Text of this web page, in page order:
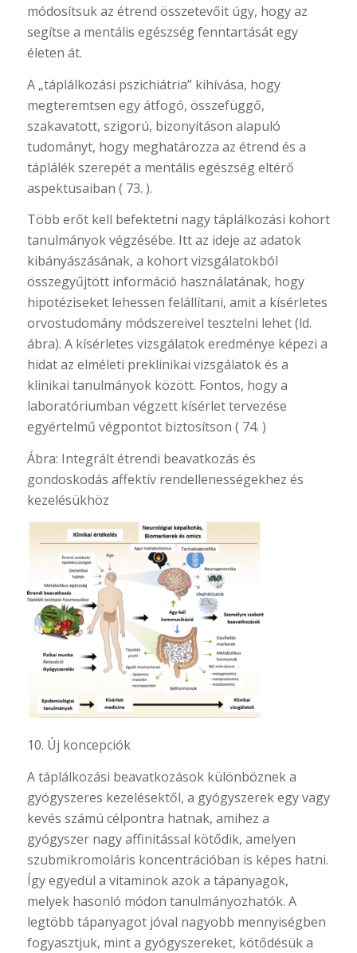
módosítsuk az étrend összetevőit úgy, hogy az
segítse a mentális egészség fenntartását egy
életen át.
A „táplálkozási pszichiátria” kihívása, hogy
megteremtsen egy átfogó, összefüggő,
szakavatott, szigorú, bizonyításon alapuló
tudományt, hogy meghatározza az étrend és a
táplálék szerepét a mentális egészség eltérő
aspektusaiban ( 73. ).
Több erőt kell befektetni nagy táplálkozási kohort
tanulmányok végzésébe. Itt az ideje az adatok
kibányászásának, a kohort vizsgálatokból
összegyűjtött információ használatának, hogy
hipotéziseket lehessen felállítani, amit a kísérletes
orvostudomány módszereivel tesztelni lehet (ld.
ábra). A kísérletes vizsgálatok eredménye képezi a
hidat az elméleti preklinikai vizsgálatok és a
klinikai tanulmányok között. Fontos, hogy a
laboratóriumban végzett kísérlet tervezése
egyértelmű végpontot biztosítson ( 74. )
Ábra: Integrált étrendi beavatkozás és
gondoskodás affektív rendellenességekhez és
kezelésükhöz
10. Új koncepciók
A táplálkozási beavatkozások különböznek a
gyógyszeres kezelésektől, a gyógyszerek egy vagy
kevés számú célpontra hatnak, amihez a
gyógyszer nagy affinitással kötődik, amelyen
szubmikromoláris koncentrációban is képes hatni.
Így egyedül a vitaminok azok a tápanyagok,
melyek hasonló módon tanulmányozhatók. A
legtöbb tápanyagot jóval nagyobb mennyiségben
fogyasztjuk, mint a gyógyszereket, kötődésük a